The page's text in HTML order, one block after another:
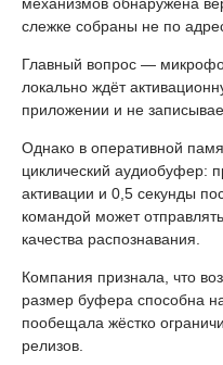
механизмов обнаружена
слежке собраны не по
Главный вопрос —
локально ждёт
приложении и не
Однако в оперативной
циклический аудиобуфер:
активации и 0,5 секунды
командой может
качества распознавания.
Компания признала, что
размер буфера способна
пообещала жёстко
релизов.